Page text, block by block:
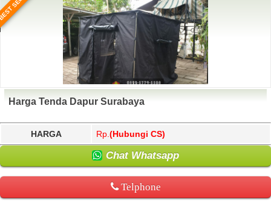
Harga Tenda Dapur Surabaya
HARGA Rp. (Hubungi CS)
Chat Whatsapp
Telphone